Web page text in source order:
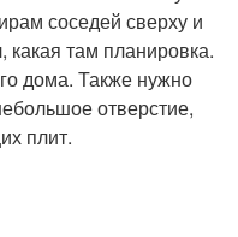
соседей сверху и
какая там планировка.
дома. Также нужно
отверстие,
плит.